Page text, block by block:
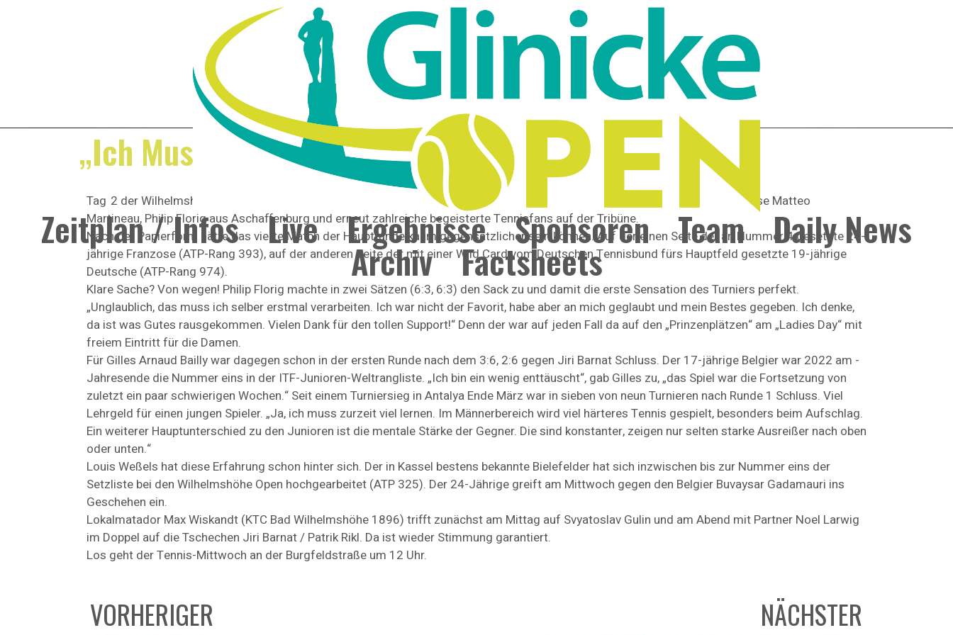
Zeitplan / Infos Live Ergebnisse Sponsoren Team Daily News
Archiv Factsheets
„Ich Muss Noch Viel Lernen“
Tag 2 der Wilhelmshöhe Open endete wie Tag 1: mit einem Topspiel auf dem Centre Court. Die Akteure dieses Mal: Der Franzose Matteo
Martineau, Philip Florig aus Aschaffenburg und erneut zahlreiche begeisterte Tennisfans auf der Tribüne.
Nach der Papierform hätte das vierte Match der Hauptrunde kaum gegensätzlicher sein können. Auf der einen Seite der an Nummer 4 gesetzte 24-
jährige Franzose (ATP-Rang 393), auf der anderen Seite der mit einer Wild Card vom Deutschen Tennisbund fürs Hauptfeld gesetzte 19-jährige
Deutsche (ATP-Rang 974).
Klare Sache? Von wegen! Philip Florig machte in zwei Sätzen (6:3, 6:3) den Sack zu und damit die erste Sensation des Turniers perfekt.
„Unglaublich, das muss ich selber erstmal verarbeiten. Ich war nicht der Favorit, habe aber an mich geglaubt und mein Bestes gegeben. Ich denke,
da ist was Gutes rausgekommen. Vielen Dank für den tollen Support!“ Denn der war auf jeden Fall da auf den „Prinzenplätzen“ am „Ladies Day“ mit
freiem Eintritt für die Damen.
Für Gilles Arnaud Bailly war dagegen schon in der ersten Runde nach dem 3:6, 2:6 gegen Jiri Barnat Schluss. Der 17-jährige Belgier war 2022 am ­
Jahresende die Nummer eins in der ITF-Junioren-Weltrangliste. „Ich bin ein wenig enttäuscht“, gab ­Gilles zu, „das Spiel war die Fortsetzung von
zuletzt ein paar schwierigen Wochen.“ Seit einem Turniersieg in Antalya Ende März war in sieben von neun Turnieren nach Runde 1 Schluss. Viel
Lehrgeld für einen jungen Spieler. „Ja, ich muss zurzeit viel lernen. Im Männerbereich wird viel härteres Tennis gespielt, besonders beim Aufschlag.
Ein weiterer Hauptunterschied zu den Junioren ist die mentale Stärke der Gegner. Die sind konstanter, zeigen nur selten starke Ausreißer nach oben
oder unten.“
Louis Weßels hat diese Erfahrung schon hinter sich. Der in Kassel bestens bekannte Bielefelder hat sich inzwischen bis zur Nummer eins der
Setzliste bei den Wilhelmshöhe Open hochgearbeitet (ATP 325). Der 24-Jährige greift am Mittwoch gegen den Belgier Buvaysar Gadamauri ins
Geschehen ein.
Lokalmatador Max Wiskandt (KTC Bad Wilhelmshöhe 1896) trifft zunächst am Mittag auf Svyatoslav Gulin und am Abend mit Partner Noel Larwig
im Doppel auf die Tschechen Jiri Barnat / Patrik Rikl. Da ist wieder Stimmung garantiert.
Los geht der Tennis-Mittwoch an der Burgfeldstraße um 12 Uhr.
VORHERIGER NÄCHSTER